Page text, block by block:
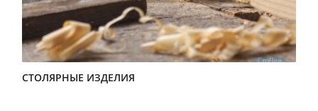
СТОЛЯРНЫЕ ИЗДЕЛИЯ